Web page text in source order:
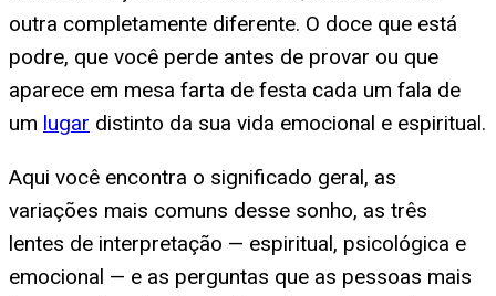
outra completamente diferente. O doce que está
podre, que você perde antes de provar ou que
aparece em mesa farta de festa cada um fala de
um lugar distinto da sua vida emocional e espiritual.
Aqui você encontra o significado geral, as
variações mais comuns desse sonho, as três
lentes de interpretação — espiritual, psicológica e
emocional — e as perguntas que as pessoas mais